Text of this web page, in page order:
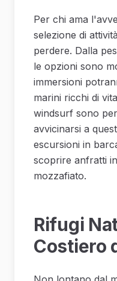
Per chi ama
selezione di
perdere. Dalla
le opzioni sono
immersioni
marini ricchi di
windsurf sono
avvicinarsi a
escursioni in
scoprire anfratti
mozzafiato.
Rifugi
Costiero